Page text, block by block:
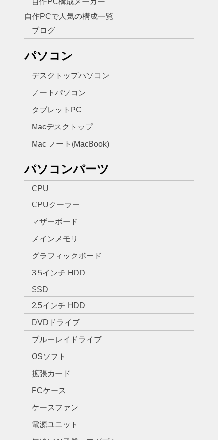
自作PCで人気の構成一覧
ブログ
パソコン
デスクトップパソコン
ノートパソコン
タブレットPC
Macデスクトップ
Mac ノート(MacBook)
パソコンパーツ
CPU
CPUクーラー
マザーボード
メインメモリ
グラフィックボード
3.5インチ HDD
SSD
2.5インチ HDD
DVDドライブ
ブルーレイドライブ
OSソフト
拡張カード
PCケース
ケースファン
電源ユニット